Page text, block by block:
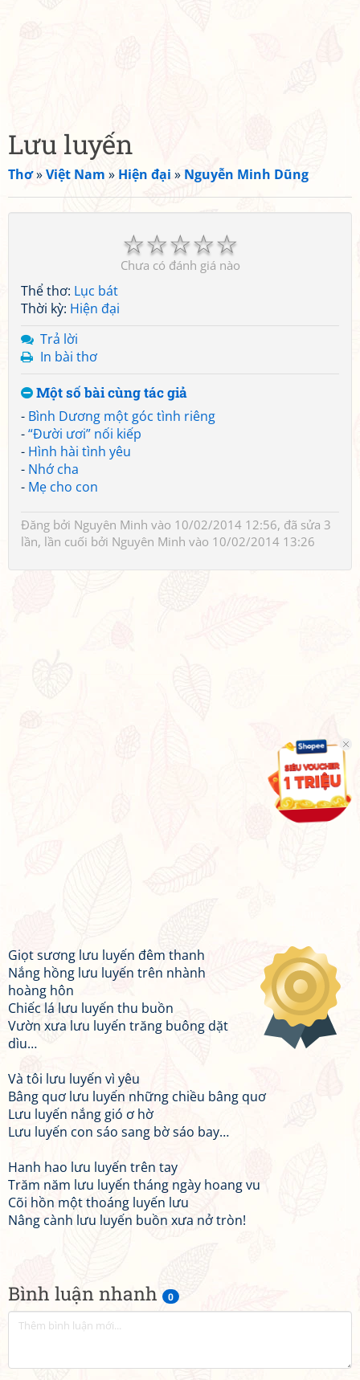
Bình luận nhanh 0
Lưu luyến
Thơ»Việt Nam » Hiện đại » Nguyễn Minh Dũng
☆
☆
☆
☆
☆
Chưa có đánh giá nào
Thể thơ: Lục bát
Thời kỳ: Hiện đại
Trả lời
In bài thơ
Một số bài cùng tác giả
- Bình Dương một góc tình riêng
-“Đười ươi” nối kiếp
- Hình hài tình yêu
- Nhớ cha
- Mẹ cho con
Đăng bởi Nguyên Minh vào 10/02/2014 12:56, đã sửa 3
lần, lần cuối bởi Nguyên Minh vào 10/02/2014 13:26
Giọt sương lưu luyến đêm thanh
Nắng hồng lưu luyến trên nhành
hoàng hôn
Chiếc lá lưu luyến thu buồn
Vườn xưa lưu luyến trăng buông dặt
dìu…
Và tôi lưu luyến vì yêu
Bâng quơ lưu luyến những chiều bâng quơ
Lưu luyến nắng gió ơ hờ
Lưu luyến con sáo sang bờ sáo bay…
Hanh hao lưu luyến trên tay
Trăm năm lưu luyến tháng ngày hoang vu
Cõi hồn một thoáng luyến lưu
Nâng cành lưu luyến buồn xưa nở tròn!